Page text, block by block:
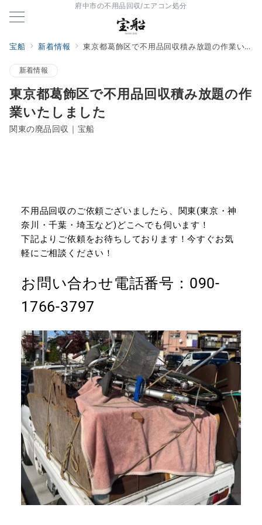
府中市の不用品回収/エアコン処分
宝船 新着情報 東京都葛飾区で不用品回収積み放題の作業いたしました
新着情報
東京都葛飾区で不用品回収積み放題の作
業いたしました
関東の廃品回収｜宝船
不用品回収のご依頼ございましたら、関東(東京・神
奈川・千葉・埼玉など)どこへでも伺います！
下記よりご依頼をお待ちしております！今すぐお気
軽にご相談ください！
お問い合わせ電話番号：090-
1766-3797